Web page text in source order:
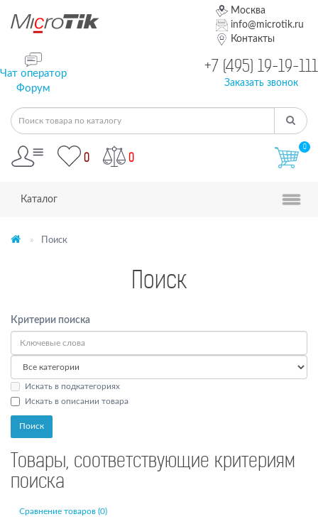
Москва
info@microtik.ru
Контакты
Чат оператор
Форум
+7 (495) 19-19-111
Заказать звонок
0 0
0
Каталог
Поиск
Поиск
Критерии поиска
Искать в подкатегориях
Искать в описании товара
Товары, соответствующие критериям
поиска
Сравнение товаров (0)